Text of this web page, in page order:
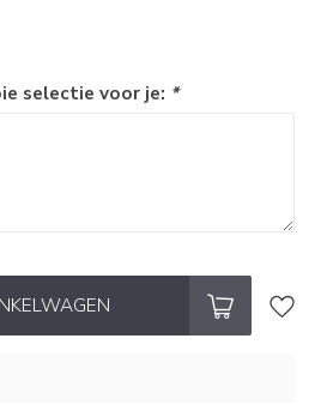
selectie voor je: *